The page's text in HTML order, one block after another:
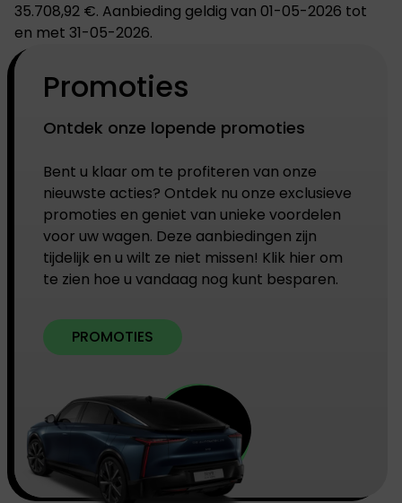
35.708,92 €. Aanbieding geldig van 01-05-2026 tot
en met 31-05-2026.
Promoties
Ontdek onze lopende promoties
Bent u klaar om te profiteren van onze
nieuwste acties? Ontdek nu onze exclusieve
promoties en geniet van unieke voordelen
voor uw wagen. Deze aanbiedingen zijn
tijdelijk en u wilt ze niet missen! Klik hier om
te zien hoe u vandaag nog kunt besparen.
PROMOTIES